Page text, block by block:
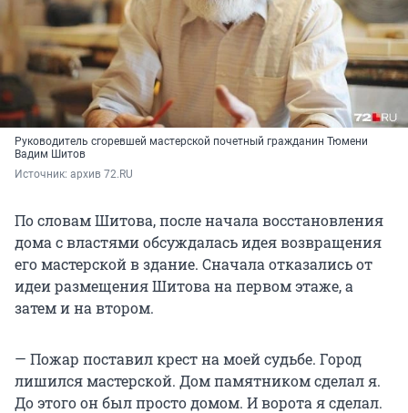
Руководитель сгоревшей мастерской почетный гражданин Тюмени
Вадим Шитов
Источник: архив 72.RU
По словам Шитова, после начала восстановления
дома с властями обсуждалась идея возвращения
его мастерской в здание. Сначала отказались от
идеи размещения Шитова на первом этаже, а
затем и на втором.
— Пожар поставил крест на моей судьбе. Город
лишился мастерской. Дом памятником сделал я.
До этого он был просто домом. И ворота я сделал.